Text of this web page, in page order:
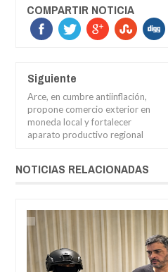
COMPARTIR NOTICIA
Siguiente
Arce, en cumbre antiinflación,
propone comercio exterior en
moneda local y fortalecer
aparato productivo regional
NOTICIAS RELACIONADAS